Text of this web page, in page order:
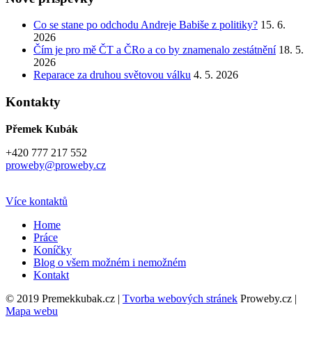
Co se stane po odchodu Andreje Babiše z politiky? 15. 6.
2026
Čím je pro mě ČT a ČRo a co by znamenalo zestátnění 18. 5.
2026
Reparace za druhou světovou válku 4. 5. 2026
Kontakty
Přemek Kubák
+420 777 217 552
proweby@proweby.cz
Více kontaktů
Home
Práce
Koníčky
Blog o všem možném i nemožném
Kontakt
© 2019 Premekkubak.cz | Tvorba webových stránek Proweby.cz |
Mapa webu